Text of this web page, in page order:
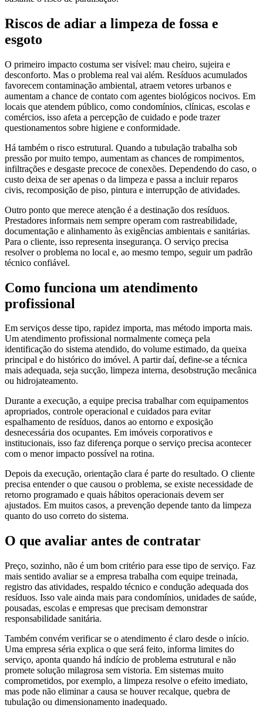
Riscos de adiar a limpeza de fossa e
esgoto
O primeiro impacto costuma ser visível: mau cheiro, sujeira e
desconforto. Mas o problema real vai além. Resíduos acumulados
favorecem contaminação ambiental, atraem vetores urbanos e
aumentam a chance de contato com agentes biológicos nocivos. Em
locais que atendem público, como condomínios, clínicas, escolas e
comércios, isso afeta a percepção de cuidado e pode trazer
questionamentos sobre higiene e conformidade.
Há também o risco estrutural. Quando a tubulação trabalha sob
pressão por muito tempo, aumentam as chances de rompimentos,
infiltrações e desgaste precoce de conexões. Dependendo do caso, o
custo deixa de ser apenas o da limpeza e passa a incluir reparos
civis, recomposição de piso, pintura e interrupção de atividades.
Outro ponto que merece atenção é a destinação dos resíduos.
Prestadores informais nem sempre operam com rastreabilidade,
documentação e alinhamento às exigências ambientais e sanitárias.
Para o cliente, isso representa insegurança. O serviço precisa
resolver o problema no local e, ao mesmo tempo, seguir um padrão
técnico confiável.
Como funciona um atendimento
profissional
Em serviços desse tipo, rapidez importa, mas método importa mais.
Um atendimento profissional normalmente começa pela
identificação do sistema atendido, do volume estimado, da queixa
principal e do histórico do imóvel. A partir daí, define-se a técnica
mais adequada, seja sucção, limpeza interna, desobstrução mecânica
ou hidrojateamento.
Durante a execução, a equipe precisa trabalhar com equipamentos
apropriados, controle operacional e cuidados para evitar
espalhamento de resíduos, danos ao entorno e exposição
desnecessária dos ocupantes. Em imóveis corporativos e
institucionais, isso faz diferença porque o serviço precisa acontecer
com o menor impacto possível na rotina.
Depois da execução, orientação clara é parte do resultado. O cliente
precisa entender o que causou o problema, se existe necessidade de
retorno programado e quais hábitos operacionais devem ser
ajustados. Em muitos casos, a prevenção depende tanto da limpeza
quanto do uso correto do sistema.
O que avaliar antes de contratar
Preço, sozinho, não é um bom critério para esse tipo de serviço. Faz
mais sentido avaliar se a empresa trabalha com equipe treinada,
registro das atividades, respaldo técnico e condução adequada dos
resíduos. Isso vale ainda mais para condomínios, unidades de saúde,
pousadas, escolas e empresas que precisam demonstrar
responsabilidade sanitária.
Também convém verificar se o atendimento é claro desde o início.
Uma empresa séria explica o que será feito, informa limites do
serviço, aponta quando há indício de problema estrutural e não
promete solução milagrosa sem vistoria. Em sistemas muito
comprometidos, por exemplo, a limpeza resolve o efeito imediato,
mas pode não eliminar a causa se houver recalque, quebra de
tubulação ou dimensionamento inadequado.